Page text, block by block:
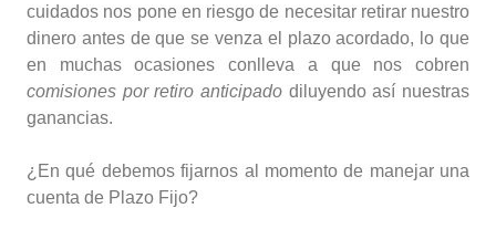
cuidados nos pone en riesgo de necesitar retirar nuestro
dinero antes de que se venza el plazo acordado, lo que
en muchas ocasiones conlleva a que nos cobren
comisiones por retiro anticipado diluyendo así nuestras
ganancias.
¿En qué debemos fijarnos al momento de manejar una
cuenta de Plazo Fijo?